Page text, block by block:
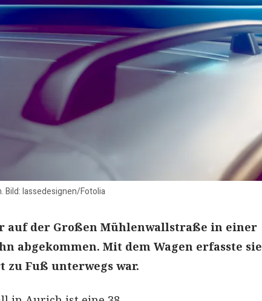
Bild: lassedesignen/Fotolia
auf der Großen Mühlenwallstraße in einer
abgekommen. Mit dem Wagen erfasste sie
zu Fuß unterwegs war.